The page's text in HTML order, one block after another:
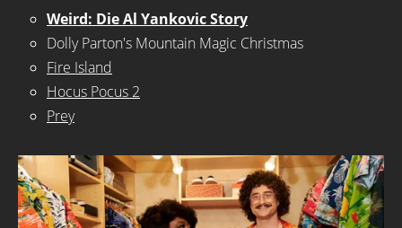
Weird: Die Al Yankovic Story
Dolly Parton's Mountain Magic Christmas
Fire Island
Hocus Pocus 2
Prey